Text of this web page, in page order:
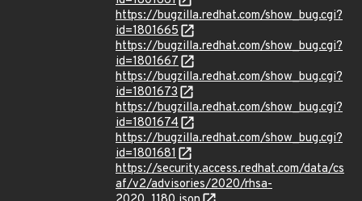
https://bugzilla.redhat.com/show_bug.cgi?
id=1801665
https://bugzilla.redhat.com/show_bug.cgi?
id=1801667
https://bugzilla.redhat.com/show_bug.cgi?
id=1801673
https://bugzilla.redhat.com/show_bug.cgi?
id=1801674
https://bugzilla.redhat.com/show_bug.cgi?
id=1801681
https://security.access.redhat.com/data/cs
af/v2/advisories/2020/rhsa-